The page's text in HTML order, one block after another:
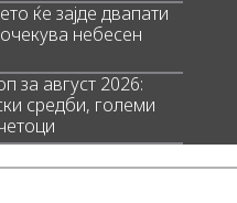
ќе зајде двапати
небесен
за август 2026:
средби, големи